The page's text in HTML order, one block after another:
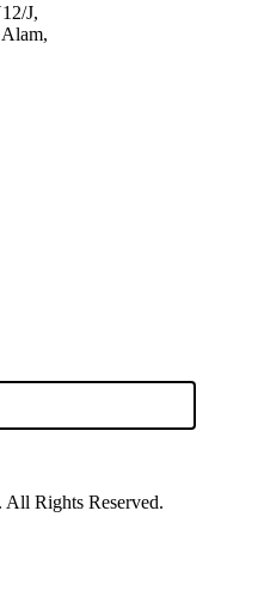
J,
Rights Reserved.